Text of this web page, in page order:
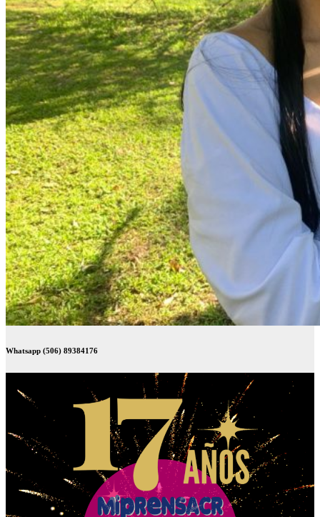
Whatsapp (506) 89384176